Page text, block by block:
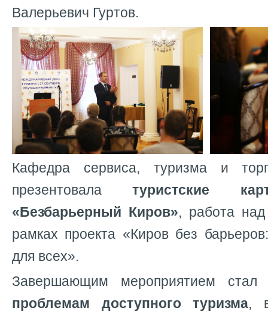
Валерьевич Гуртов.
Кафедра сервиса, туризма и
презентовалатуристские
«Безбарьерный Киров», работа
рамках проекта «Киров без
для всех».
Завершающим мероприятием
проблемам доступного туризма,